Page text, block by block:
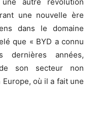
une nouvelle ère
dans le domaine
que « BYD a connu
dernières années,
son secteur non
où il a fait une